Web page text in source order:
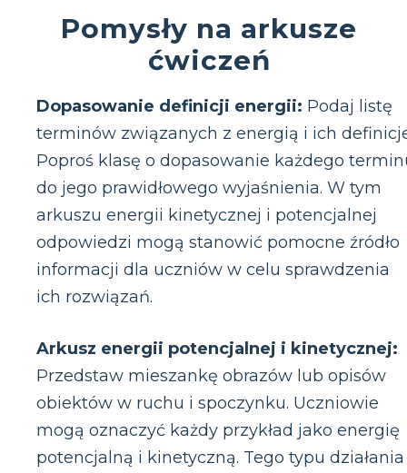
Pomysły na arkusze
ćwiczeń
Dopasowanie definicji energii: Podaj listę
terminów związanych z energią i ich
Poproś klasę o dopasowanie każdego
do jego prawidłowego wyjaśnienia. W tym
arkuszu energii kinetycznej i potencjalnej
odpowiedzi mogą stanowić pomocne źródło
informacji dla uczniów w celu sprawdzenia
ich rozwiązań.
Arkusz energii potencjalnej i kinetycznej:
Przedstaw mieszankę obrazów lub opisów
obiektów w ruchu i spoczynku. Uczniowie
mogą oznaczyć każdy przykład jako energię
potencjalną i kinetyczną. Tego typu działania